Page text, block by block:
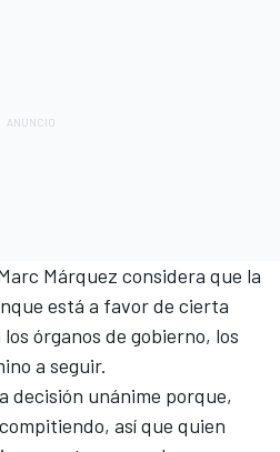
Márquez considera que la
está a favor de cierta
órganos de gobierno, los
a seguir.
decisión unánime porque,
así que quien